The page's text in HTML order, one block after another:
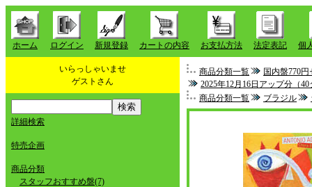
ホーム ログイン 新規登録 カートの内容 お支払方法 法定表記 個
いらっしゃいませ
ゲストさん
詳細検索
特売企画
商品分類
スタッフおすすめ盤(7)
商品分類一覧
国内盤770
2025年12月16日アップ分（
商品分類一覧
ブラジル